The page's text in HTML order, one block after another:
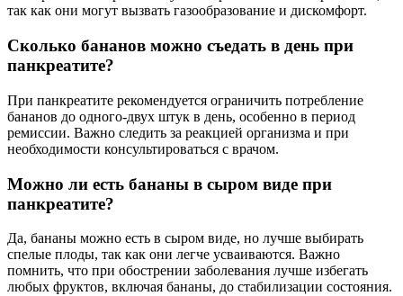
так как они могут вызвать газообразование и дискомфорт.
Сколько бананов можно съедать в день при
панкреатите?
При панкреатите рекомендуется ограничить потребление
бананов до одного-двух штук в день, особенно в период
ремиссии. Важно следить за реакцией организма и при
необходимости консультироваться с врачом.
Можно ли есть бананы в сыром виде при
панкреатите?
Да, бананы можно есть в сыром виде, но лучше выбирать
спелые плоды, так как они легче усваиваются. Важно
помнить, что при обострении заболевания лучше избегать
любых фруктов, включая бананы, до стабилизации состояния.